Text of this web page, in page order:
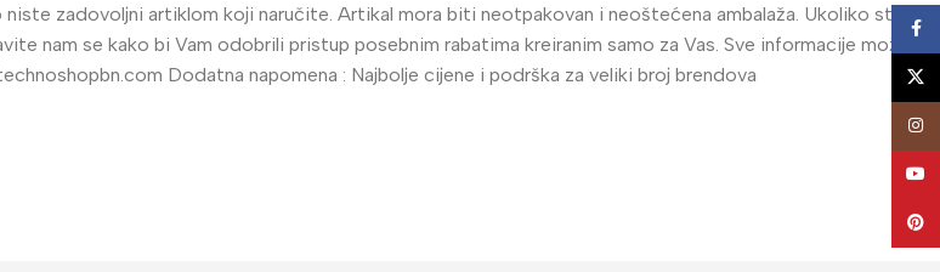
zadovoljni artiklom koji naručite. Artikal mora biti neotpakovan i neoštećena ambalaža. Ukoliko ste
nam se kako bi Vam odobrili pristup posebnim rabatima kreiranim samo za Vas. Sve informacije možete
Dodatna napomena : Najbolje cijene i podrška za veliki broj brendova